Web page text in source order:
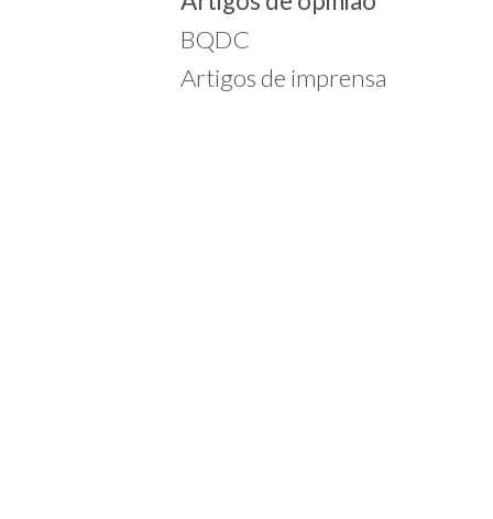
BQDC
Artigos de imprensa